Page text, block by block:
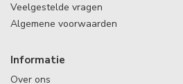
Veelgestelde vragen
Algemene voorwaarden
Informatie
Over ons